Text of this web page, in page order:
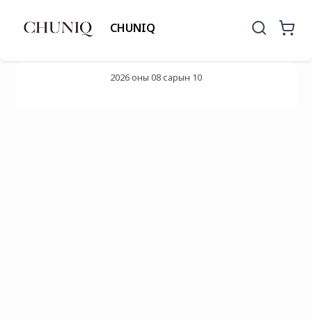
CHUNIQ
2026 оны 08 сарын 10